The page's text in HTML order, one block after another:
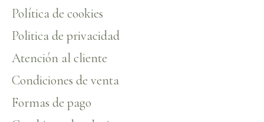
Política de cookies
Politica de privacidad
Atención al cliente
Condiciones de venta
Formas de pago